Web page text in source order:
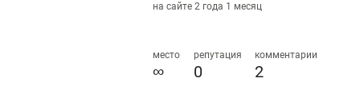
на сайте 2 года 1 месяц
место
∞
репутация
0
комментарии
2